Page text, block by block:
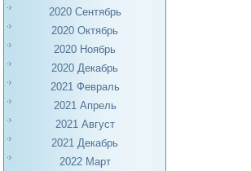
2020 Сентябрь
2020 Октябрь
2020 Ноябрь
2020 Декабрь
2021 Февраль
2021 Апрель
2021 Август
2021 Декабрь
2022 Март